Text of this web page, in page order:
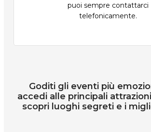
puoi sempre contattarci
telefonicamente.
Goditi gli eventi più
accedi alle principali
scopri luoghi segreti e i